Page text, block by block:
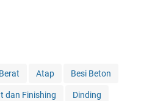
Atap Besi Beton
dan Finishing Dinding